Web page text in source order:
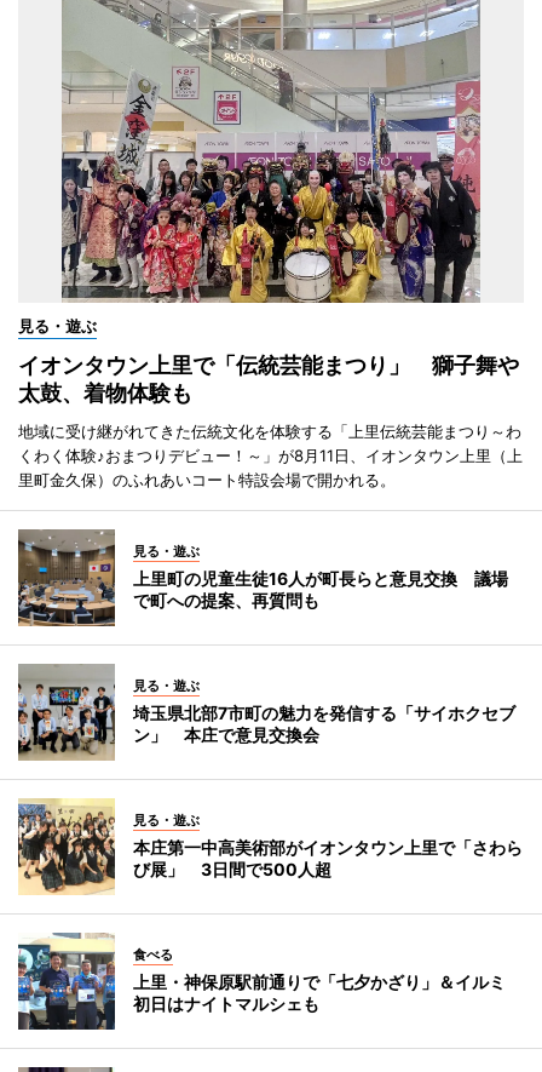
見る・遊ぶ
イオンタウン上里で「伝統芸能まつり」 獅子舞や
太鼓、着物体験も
地域に受け継がれてきた伝統文化を体験する「上里伝統芸能まつり～わ
くわく体験♪おまつりデビュー！～」が8月11日、イオンタウン上里（上
里町金久保）のふれあいコート特設会場で開かれる。
見る・遊ぶ
上里町の児童生徒16人が町長らと意見交換 議場
で町への提案、再質問も
見る・遊ぶ
埼玉県北部7市町の魅力を発信する「サイホクセブ
ン」 本庄で意見交換会
見る・遊ぶ
本庄第一中高美術部がイオンタウン上里で「さわら
び展」 3日間で500人超
食べる
上里・神保原駅前通りで「七夕かざり」＆イルミ
初日はナイトマルシェも